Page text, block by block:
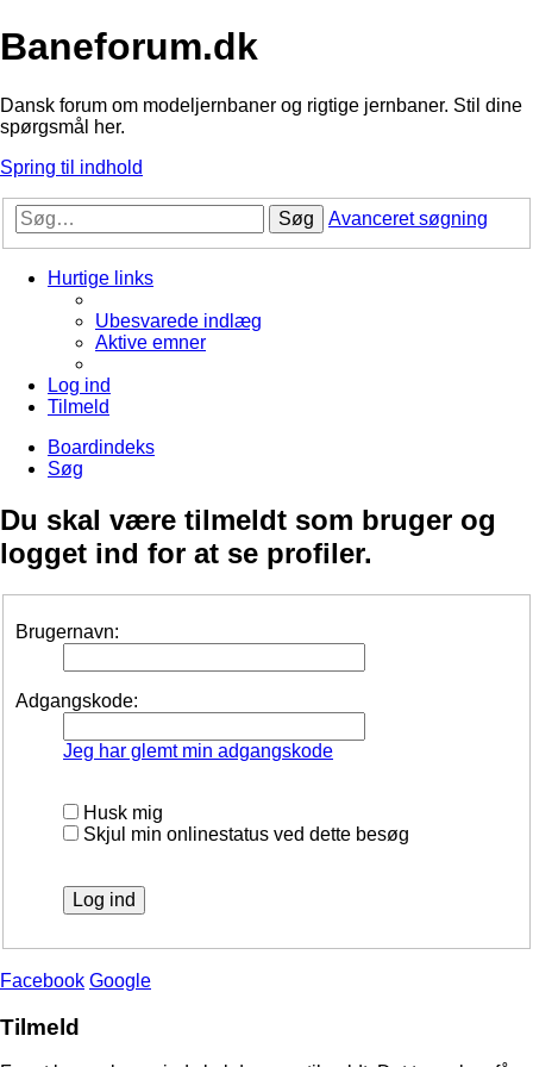
Baneforum.dk
Dansk forum om modeljernbaner og rigtige jernbaner. Stil dine
spørgsmål her.
Spring til indhold
Søg Avanceret søgning
Hurtige links
Ubesvarede indlæg
Aktive emner
Log ind
Tilmeld
Boardindeks
Søg
Du skal være tilmeldt som bruger og
logget ind for at se profiler.
Brugernavn:
Adgangskode:
Jeg har glemt min adgangskode
Husk mig
Skjul min onlinestatus ved dette besøg
Facebook Google
Tilmeld